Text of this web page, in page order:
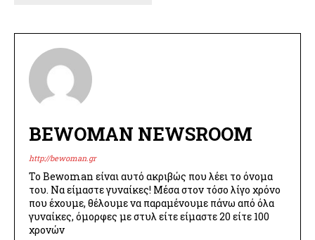
BEWOMAN NEWSROOM
http://bewoman.gr
Το Bewoman είναι αυτό ακριβώς που λέει το όνομα
του. Να είμαστε γυναίκες! Μέσα στον τόσο λίγο χρόνο
που έχουμε, θέλουμε να παραμένουμε πάνω από όλα
γυναίκες, όμορφες με στυλ είτε είμαστε 20 είτε 100
χρονών